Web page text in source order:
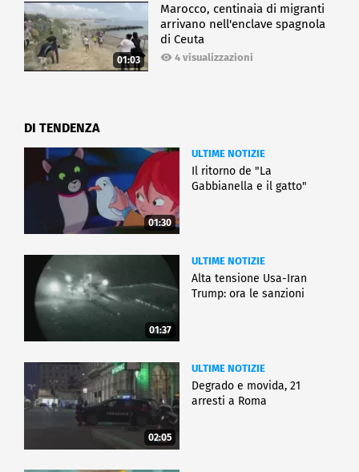
01:03
Marocco, centinaia di migranti
arrivano nell'enclave spagnola
di Ceuta
4 visualizzazioni
DI TENDENZA
01:30
ULTIME NOTIZIE
Il ritorno de "La
Gabbianella e il gatto"
01:37
ULTIME NOTIZIE
Alta tensione Usa-Iran
Trump: ora le sanzioni
02:05
ULTIME NOTIZIE
Degrado e movida, 21
arresti a Roma